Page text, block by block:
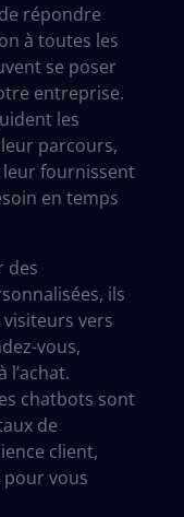
répondre
à toutes les
se poser
entreprise.
les
parcours,
leur fournissent
en temps
des
ils
vers
vous,
l’achat.
chatbots sont
de
client,
vous